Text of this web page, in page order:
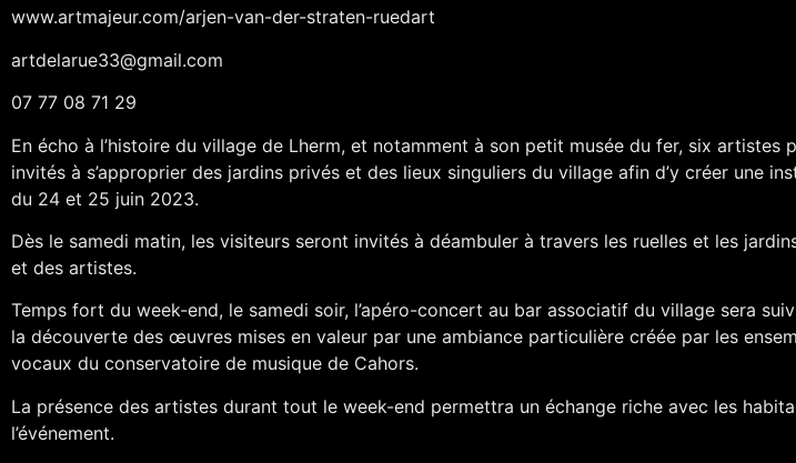
www.artmajeur.com/arjen-van-der-straten-ruedart
artdelarue33@gmail.com
07 77 08 71 29
En écho à l’histoire du village de Lherm, et notamment à son petit musée du fer, six
invités à s’approprier des jardins privés et des lieux singuliers du village afin d’y créer une
du 24 et 25 juin 2023.
Dès le samedi matin, les visiteurs seront invités à déambuler à travers les ruelles et les
et des artistes.
Temps fort du week-end, le samedi soir, l’apéro-concert au bar associatif du village sera
la découverte des œuvres mises en valeur par une ambiance particulière créée par les
vocaux du conservatoire de musique de Cahors.
La présence des artistes durant tout le week-end permettra un échange riche avec les
l’événement.